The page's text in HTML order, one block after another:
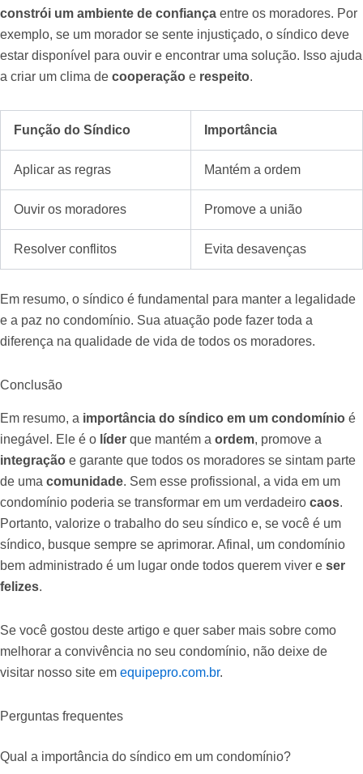
constrói um ambiente de confiança entre os moradores. Por
exemplo, se um morador se sente injustiçado, o síndico deve
estar disponível para ouvir e encontrar uma solução. Isso ajuda
a criar um clima de cooperação e respeito.
Função do Síndico Importância
Aplicar as regras Mantém a ordem
Ouvir os moradores Promove a união
Resolver conflitos Evita desavenças
Em resumo, o síndico é fundamental para manter a legalidade
e a paz no condomínio. Sua atuação pode fazer toda a
diferença na qualidade de vida de todos os moradores.
Conclusão
Em resumo, a importância do síndico em um condomínio é
inegável. Ele é o líder que mantém a ordem, promove a
integração e garante que todos os moradores se sintam parte
de uma comunidade. Sem esse profissional, a vida em um
condomínio poderia se transformar em um verdadeiro caos.
Portanto, valorize o trabalho do seu síndico e, se você é um
síndico, busque sempre se aprimorar. Afinal, um condomínio
bem administrado é um lugar onde todos querem viver e ser
felizes.
Se você gostou deste artigo e quer saber mais sobre como
melhorar a convivência no seu condomínio, não deixe de
visitar nosso site em equipepro.com.br.
Perguntas frequentes
Qual a importância do síndico em um condomínio?